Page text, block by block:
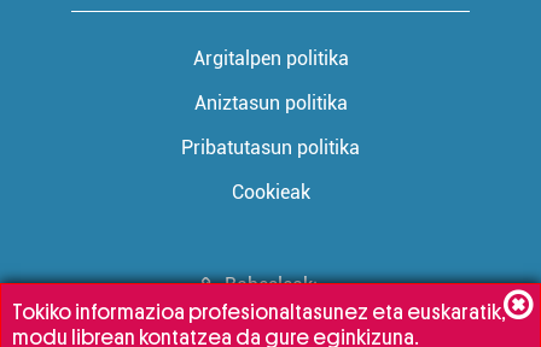
Argitalpen politika
Aniztasun politika
Pribatutasun politika
Cookieak
Babesleak:
Tokiko informazioa profesionaltasunez eta euskaratik,
modu librean kontatzea da gure eginkizuna.